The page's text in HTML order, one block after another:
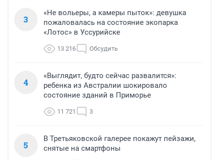
3
«Не вольеры, а камеры пыток»: девушка
пожаловалась на состояние экопарка
«Лотос» в Уссурийске
13 216 Обсудить
4
«Выглядит, будто сейчас развалится»:
ребенка из Австралии шокировало
состояние зданий в Приморье
11 721 3
5
В Третьяковской галерее покажут пейзажи,
снятые на смартфоны